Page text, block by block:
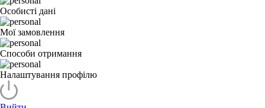
Особисті дані
Мої замовлення
Способи отримання
Налаштування профілю